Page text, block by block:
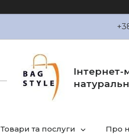
Інтернет-
Товари та послуги Про